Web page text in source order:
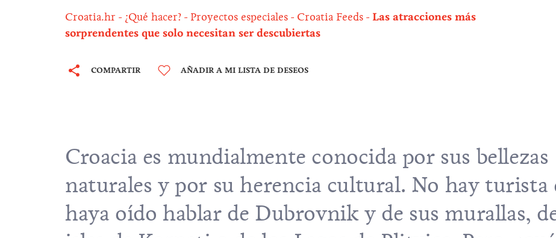
Croatia.hr ¿Qué hacer? Proyectos especiales Croatia Feeds
Las atracciones más
sorprendentes que solo necesitan ser descubiertas
COMPARTIR AÑADIR A MI LISTA DE DESEOS
Croacia es mundialmente conocida por sus bellezas
naturales y por su herencia cultural. No hay turista
haya oído hablar de Dubrovniky de sus murallas,